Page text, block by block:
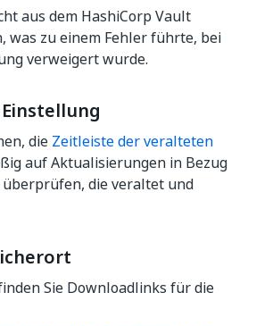
aus dem HashiCorp Vault
was zu einem Fehler führte, bei
verweigert wurde.
die Zeitleiste der veralteten
auf Aktualisierungen in Bezug
die veraltet und
Sie Downloadlinks für die